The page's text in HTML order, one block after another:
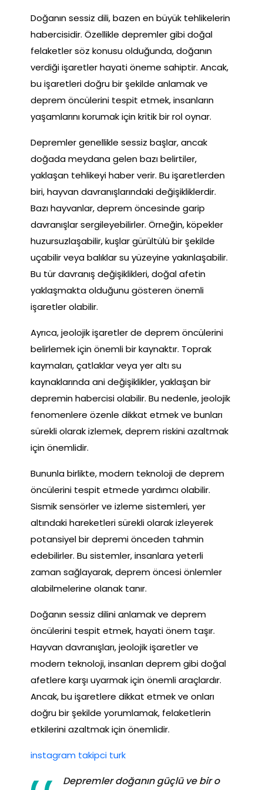
Doğanın sessiz dili, bazen en büyük tehlikelerin
habercisidir. Özellikle depremler gibi doğal
felaketler söz konusu olduğunda, doğanın
verdiği işaretler hayati öneme sahiptir. Ancak,
bu işaretleri doğru bir şekilde anlamak ve
deprem öncülerini tespit etmek, insanların
yaşamlarını korumak için kritik bir rol oynar.
Depremler genellikle sessiz başlar, ancak
doğada meydana gelen bazı belirtiler,
yaklaşan tehlikeyi haber verir. Bu işaretlerden
biri, hayvan davranışlarındaki değişikliklerdir.
Bazı hayvanlar, deprem öncesinde garip
davranışlar sergileyebilirler. Örneğin, köpekler
huzursuzlaşabilir, kuşlar gürültülü bir şekilde
uçabilir veya balıklar su yüzeyine yakınlaşabilir.
Bu tür davranış değişiklikleri, doğal afetin
yaklaşmakta olduğunu gösteren önemli
işaretler olabilir.
Ayrıca, jeolojik işaretler de deprem öncülerini
belirlemek için önemli bir kaynaktır. Toprak
kaymaları, çatlaklar veya yer altı su
kaynaklarında ani değişiklikler, yaklaşan bir
depremin habercisi olabilir. Bu nedenle, jeolojik
fenomenlere özenle dikkat etmek ve bunları
sürekli olarak izlemek, deprem riskini azaltmak
için önemlidir.
Bununla birlikte, modern teknoloji de deprem
öncülerini tespit etmede yardımcı olabilir.
Sismik sensörler ve izleme sistemleri, yer
altındaki hareketleri sürekli olarak izleyerek
potansiyel bir depremi önceden tahmin
edebilirler. Bu sistemler, insanlara yeterli
zaman sağlayarak, deprem öncesi önlemler
alabilmelerine olanak tanır.
Doğanın sessiz dilini anlamak ve deprem
öncülerini tespit etmek, hayati önem taşır.
Hayvan davranışları, jeolojik işaretler ve
modern teknoloji, insanları deprem gibi doğal
afetlere karşı uyarmak için önemli araçlardır.
Ancak, bu işaretlere dikkat etmek ve onları
doğru bir şekilde yorumlamak, felaketlerin
etkilerini azaltmak için önemlidir.
instagram takipci turk
Depremler doğanın güçlü ve bir o